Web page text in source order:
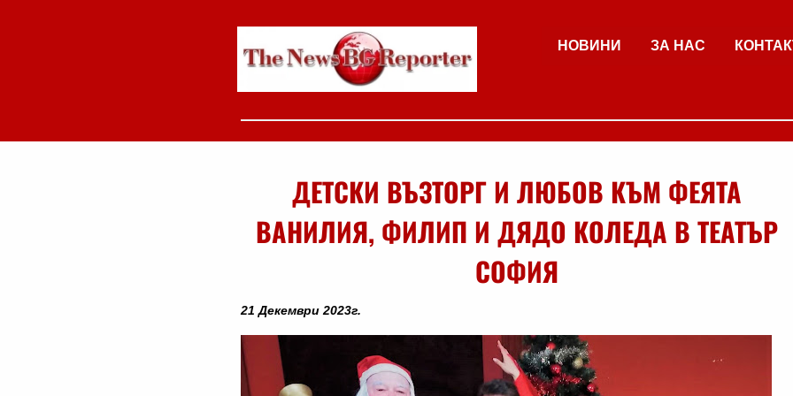
НОВИНИ ЗА НАС
ДЕТСКИ ВЪЗТОРГ И ЛЮБОВ КЪМ ФЕЯТА
ВАНИЛИЯ, ФИЛИП И ДЯДО КОЛЕДА В ТЕАТЪР
СОФИЯ
21 Декември 2023г.